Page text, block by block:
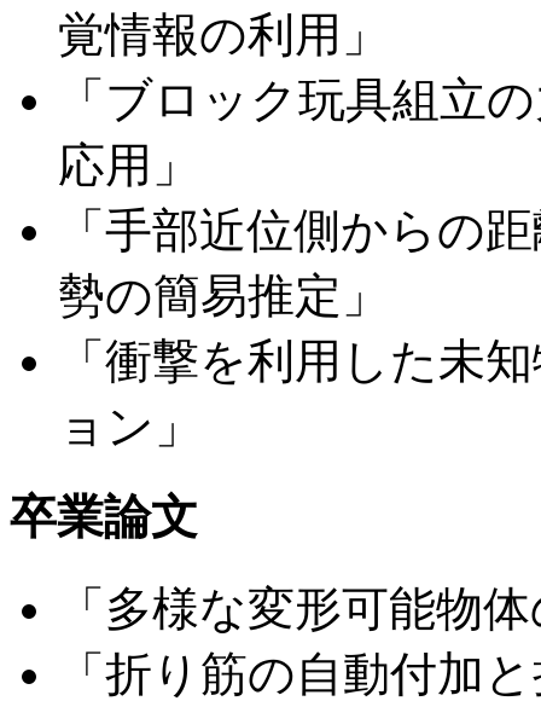
覚情報の利用」
「ブロック玩具組立
応用」
「手部近位側からの
勢の簡易推定」
「衝撃を利用した未
ョン」
卒業論文
「多様な変形可能物
「折り筋の自動付加